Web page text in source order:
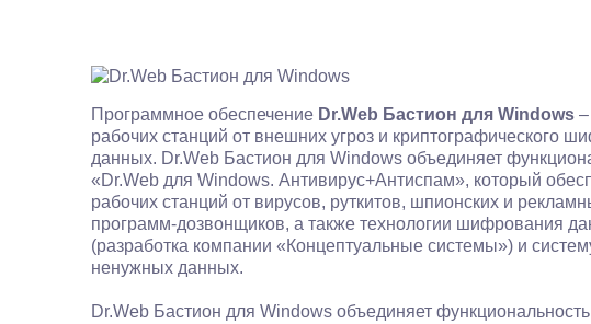
Программное обеспечение Dr.Web Бастион для Windows–
рабочих станций от внешних угроз и криптографического
данных. Dr.Web Бастион для Windows объединяет
«Dr.Web для Windows. Антивирус+Антиспам», который
рабочих станций от вирусов, руткитов, шпионских и
программ-дозвонщиков, а также технологии шифрования
(разработка компании «Концептуальные системы») и
ненужных данных.
Dr.Web Бастион для Windows объединяет